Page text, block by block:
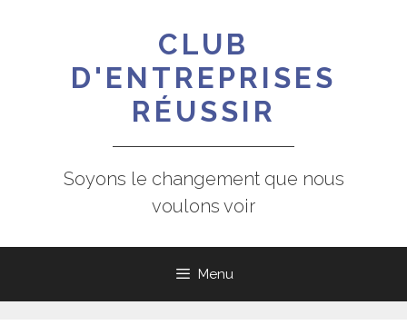
CLUB
D'ENTREPRISES
RÉUSSIR
Soyons le changement que nous
voulons voir
Menu